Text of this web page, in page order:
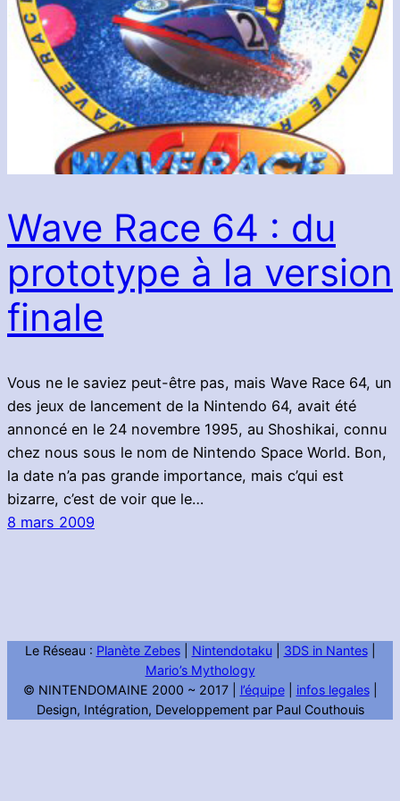
Wave Race 64 : du
prototype à la version
finale
Vous ne le saviez peut-être pas, mais Wave Race 64, un
des jeux de lancement de la Nintendo 64, avait été
annoncé en le 24 novembre 1995, au Shoshikai, connu
chez nous sous le nom de Nintendo Space World. Bon,
la date n’a pas grande importance, mais c’qui est
bizarre, c’est de voir que le…
8 mars 2009
Le Réseau : Planète Zebes| Nintendotaku| 3DS in Nantes|
Mario’s Mythology
© NINTENDOMAINE 2000 ~ 2017 | l’équipe| infos legales|
Design, Intégration, Developpement par Paul Couthouis